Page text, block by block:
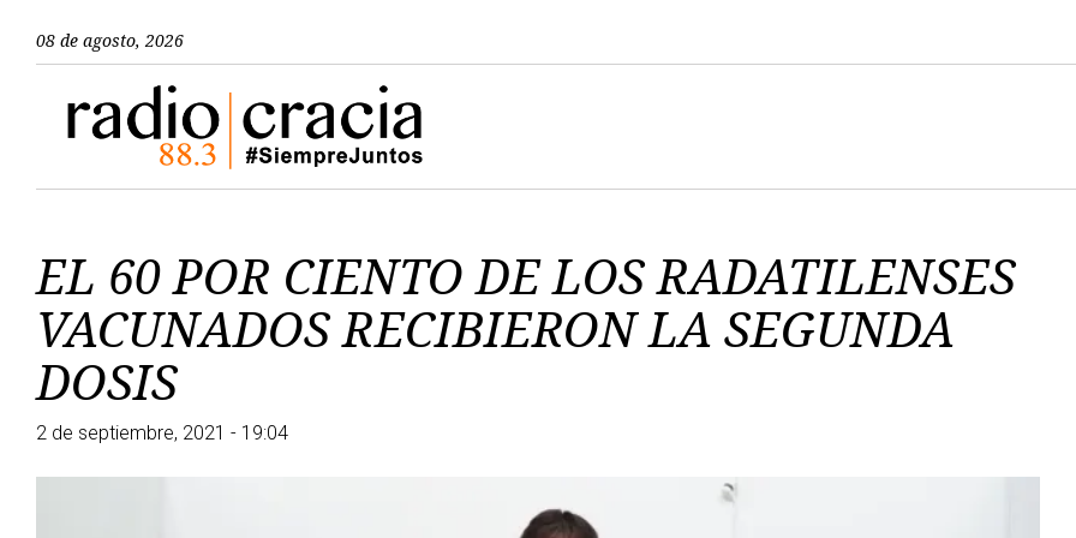
08 de agosto, 2026
EL 60 POR CIENTO DE LOS RADATILENSES
VACUNADOS RECIBIERON LA SEGUNDA
DOSIS
2 de septiembre, 2021 - 19:04